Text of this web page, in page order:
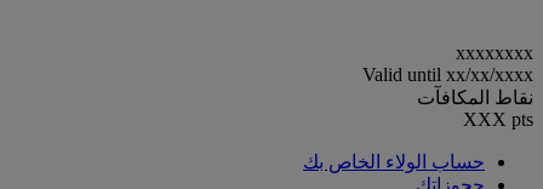
xxxxxxxx
Valid until xx/xx/xxxx
نقاط المكافآت
XXX pts
حساب الولاء الخاص بك
حجوزاتك